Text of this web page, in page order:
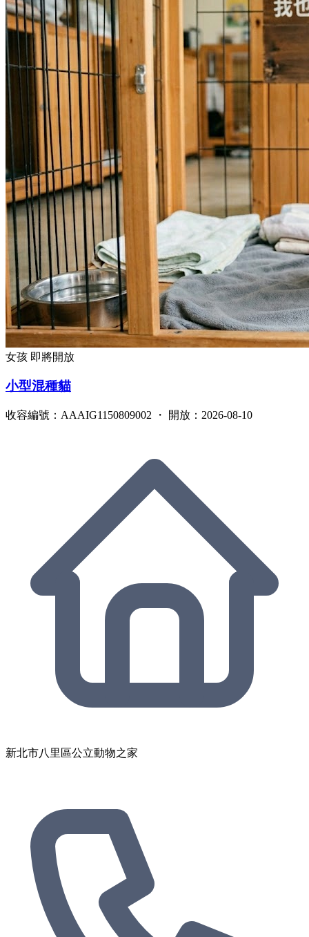
女孩 即將開放
小型混種貓
收容編號：AAAIG1150809002 ・ 開放：2026-08-10
新北市八里區公立動物之家